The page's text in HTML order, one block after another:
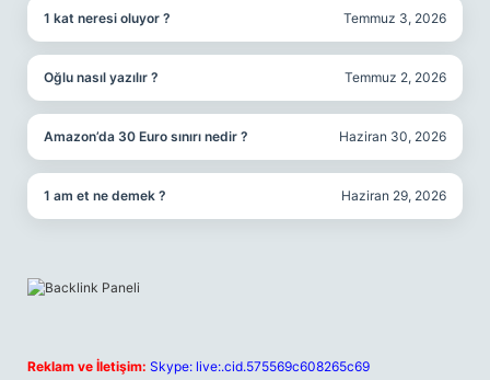
1 kat neresi oluyor ? Temmuz 3, 2026
Oğlu nasıl yazılır ? Temmuz 2, 2026
Amazon’da 30 Euro sınırı nedir ? Haziran 30, 2026
1 am et ne demek ? Haziran 29, 2026
Reklam ve İletişim: Skype: live:.cid.575569c608265c69